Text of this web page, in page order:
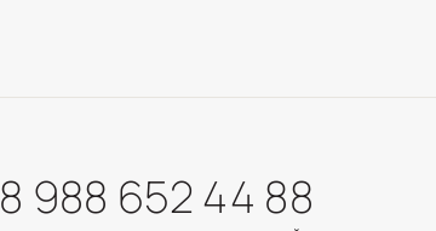
8 988 652 44 88